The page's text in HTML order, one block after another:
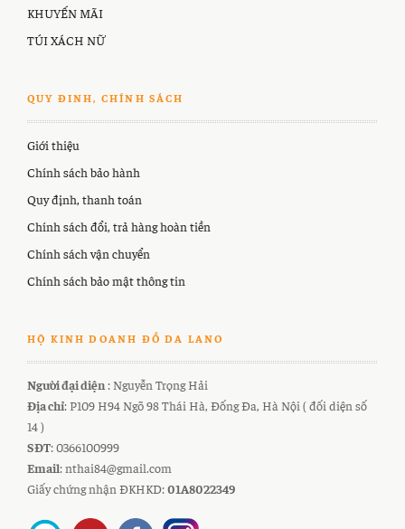
KHUYẾN MÃI
TÚI XÁCH NỮ
QUY ĐINH, CHÍNH SÁCH
Giới thiệu
Chính sách bảo hành
Quy định, thanh toán
Chính sách đổi, trả hàng hoàn tiền
Chính sách vận chuyển
Chính sách bảo mật thông tin
HỘ KINH DOANH ĐỒ DA LANO
Người đại diện : Nguyễn Trọng Hải
Địa chỉ: P109 H94 Ngõ 98 Thái Hà, Đống Đa, Hà Nội ( đối diện số
14 )
SĐT: 0366100999
Email: nthai84@gmail.com
Giấy chứng nhận ĐKHKD:01A8022349